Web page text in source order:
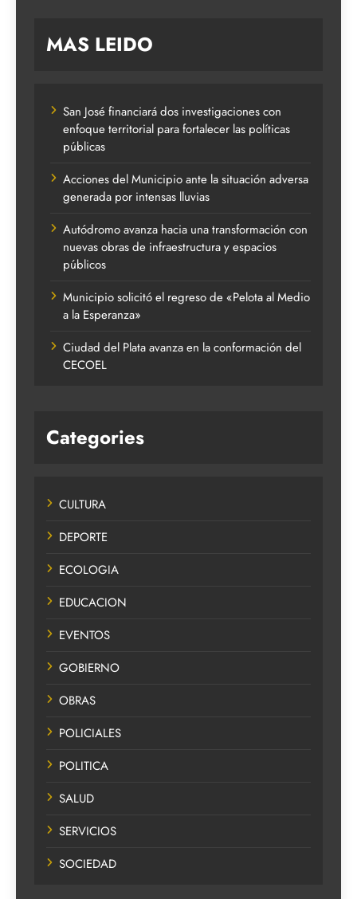
MAS LEIDO
San José financiará dos investigaciones con
enfoque territorial para fortalecer las políticas
públicas
Acciones del Municipio ante la situación adversa
generada por intensas lluvias
Autódromo avanza hacia una transformación con
nuevas obras de infraestructura y espacios
públicos
Municipio solicitó el regreso de «Pelota al Medio
a la Esperanza»
Ciudad del Plata avanza en la conformación del
CECOEL
Categories
CULTURA
DEPORTE
ECOLOGIA
EDUCACION
EVENTOS
GOBIERNO
OBRAS
POLICIALES
POLITICA
SALUD
SERVICIOS
SOCIEDAD